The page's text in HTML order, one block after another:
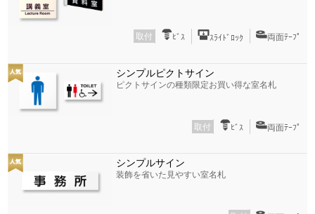
取付 ﾋﾞｽ ｽﾗｲﾄﾞﾛｯｸ 両面ﾃｰﾌﾟ
シンプルピクトサイン
ピクトサインの種類限定お買い得な室名札
取付 ﾋﾞｽ 両面ﾃｰﾌﾟ
シンプルサイン
装飾を省いた見やすい室名札